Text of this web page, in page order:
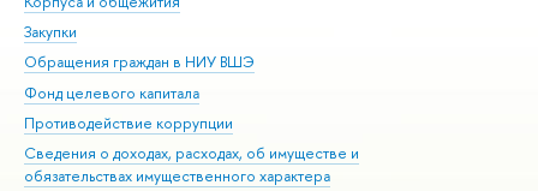
Закупки
Обращения граждан в НИУ ВШЭ
Фонд целевого капитала
Противодействие коррупции
Сведения о доходах, расходах, об имуществе и
обязательствах имущественного характера